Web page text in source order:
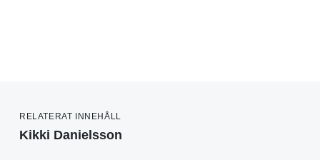
RELATERAT INNEHÅLL
Kikki Danielsson